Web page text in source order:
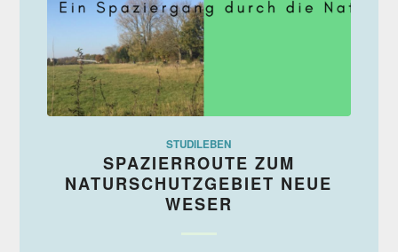
STUDILEBEN
SPAZIERROUTE ZUM
NATURSCHUTZGEBIET NEUE
WESER